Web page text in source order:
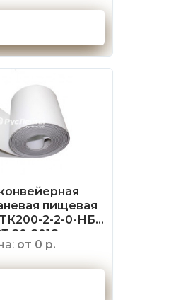
пищевая
2-2-0-НБ
20-2018
от 0 р.